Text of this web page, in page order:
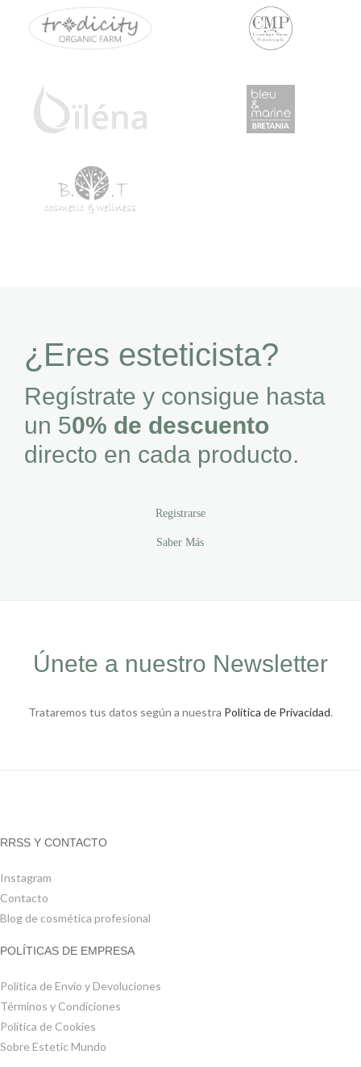
¿Eres esteticista?
Regístrate y consigue hasta
un 50% de descuento
directo en cada producto.
Registrarse
Saber Más
Únete a nuestro Newsletter
Trataremos tus datos según a nuestra Política de Privacidad.
RRSS Y CONTACTO
Instagram
Contacto
Blog de cosmética profesional
POLÍTICAS DE EMPRESA
Política de Envío y Devoluciones
Términos y Condiciones
Política de Cookies
Sobre Estetic Mundo